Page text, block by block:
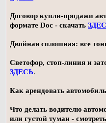
Договор купли-продажи
формате Doc - скачать
Двойная сплошная: все
Светофор, стоп-линия и
ЗДЕСЬ.
Как арендовать
Что делать водителю
или густой туман - смотреть